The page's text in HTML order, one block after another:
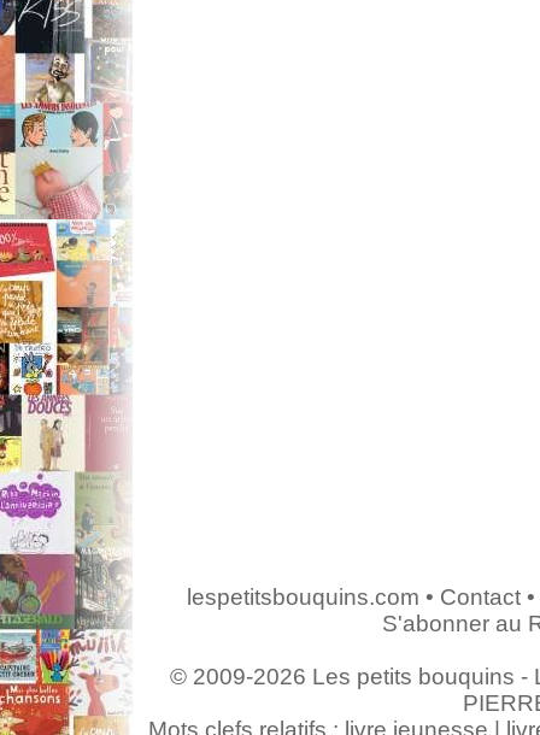
lespetitsbouquins.com • Contact•
S'abonner au
© 2009-2026 Les petits bouquins -
Mots clefs relatifs : livre jeunesse |